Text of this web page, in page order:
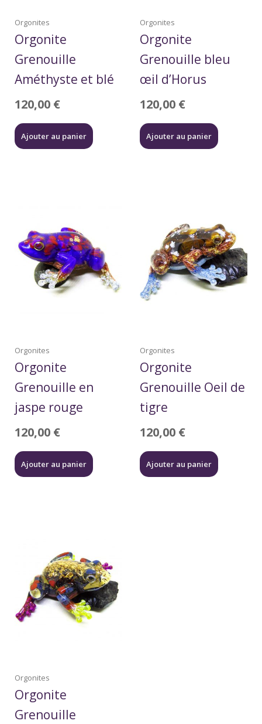
Orgonites
Orgonite
Grenouille
Améthyste et blé
120,00 €
Ajouter au panier
Orgonites
Orgonite
Grenouille bleu
œil d’Horus
120,00 €
Ajouter au panier
Orgonites
Orgonite
Grenouille en
jaspe rouge
120,00 €
Ajouter au panier
Orgonites
Orgonite
Grenouille Oeil de
tigre
120,00 €
Ajouter au panier
Orgonites
Orgonite
Grenouille